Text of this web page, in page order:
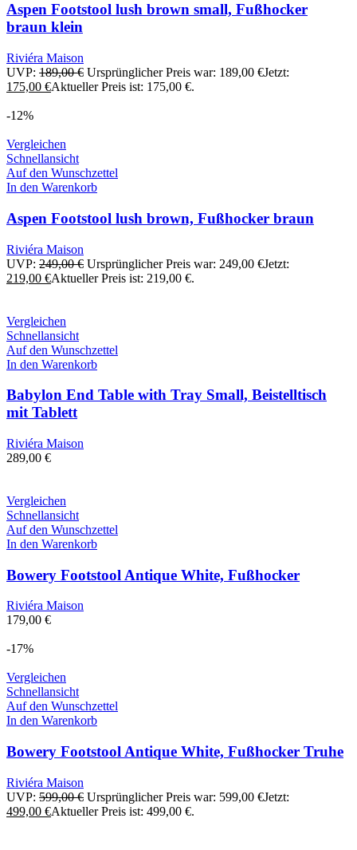
Aspen Footstool lush brown small, Fußhocker
braun klein
Riviéra Maison
UVP: 189,00€ Ursprünglicher Preis war: 189,00 €Jetzt:
175,00 €Aktueller Preis ist: 175,00 €.
-12%
Vergleichen
Schnellansicht
Auf den Wunschzettel
In den Warenkorb
Aspen Footstool lush brown, Fußhocker braun
Riviéra Maison
UVP: 249,00€ Ursprünglicher Preis war: 249,00 €Jetzt:
219,00 €Aktueller Preis ist: 219,00 €.
Vergleichen
Schnellansicht
Auf den Wunschzettel
In den Warenkorb
Babylon End Table with Tray Small, Beistelltisch
mit Tablett
Riviéra Maison
289,00 €
Vergleichen
Schnellansicht
Auf den Wunschzettel
In den Warenkorb
Bowery Footstool Antique White, Fußhocker
Riviéra Maison
179,00 €
-17%
Vergleichen
Schnellansicht
Auf den Wunschzettel
In den Warenkorb
Bowery Footstool Antique White, Fußhocker Truhe
Riviéra Maison
UVP: 599,00€ Ursprünglicher Preis war: 599,00 €Jetzt:
499,00 €Aktueller Preis ist: 499,00 €.